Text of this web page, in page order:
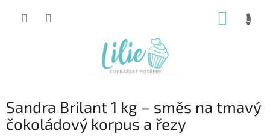
Sandra Brilant 1 kg – směs na tmavý
čokoládový korpus a řezy